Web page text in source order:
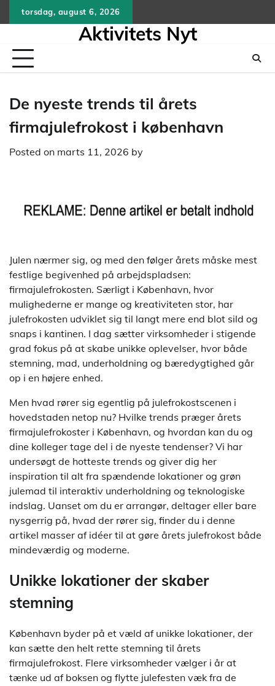
to
torsdag, august 6, 2026
Aktivitets Nyt
De nyeste trends til årets
firmajulefrokost i københavn
Posted on marts 11, 2026 by
Julen nærmer sig, og med den følger årets måske mest
festlige begivenhed på arbejdspladsen:
firmajulefrokosten. Særligt i København, hvor
mulighederne er mange og kreativiteten stor, har
julefrokosten udviklet sig til langt mere end blot sild og
snaps i kantinen. I dag sætter virksomheder i stigende
grad fokus på at skabe unikke oplevelser, hvor både
stemning, mad, underholdning og bæredygtighed går
op i en højere enhed.
Men hvad rører sig egentlig på julefrokostscenen i
hovedstaden netop nu? Hvilke trends præger årets
firmajulefrokoster i København, og hvordan kan du og
dine kolleger tage del i de nyeste tendenser? Vi har
undersøgt de hotteste trends og giver dig her
inspiration til alt fra spændende lokationer og grøn
julemad til interaktiv underholdning og teknologiske
indslag. Uanset om du er arrangør, deltager eller bare
nysgerrig på, hvad der rører sig, finder du i denne
artikel masser af idéer til at gøre årets julefrokost både
mindeværdig og moderne.
Unikke lokationer der skaber
stemning
København byder på et væld af unikke lokationer, der
kan sætte den helt rette stemning til årets
firmajulefrokost. Flere virksomheder vælger i år at
tænke ud af boksen og flytte julefesten væk fra de